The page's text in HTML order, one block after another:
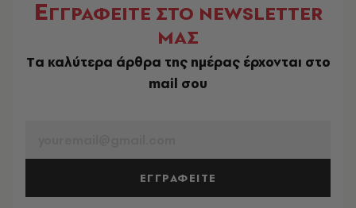
ΕΓΓΡΑΦΕΙΤΕ ΣΤΟ NEWSLETTER
ΜΑΣ
Tα καλύτερα άρθρα της ημέρας έρχονται στο
mail σου
ΕΓΓΡΑΦΕΙΤΕ